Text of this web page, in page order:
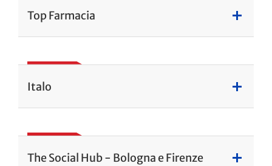
Top Farmacia
Italo
The Social Hub - Bologna e Firenze